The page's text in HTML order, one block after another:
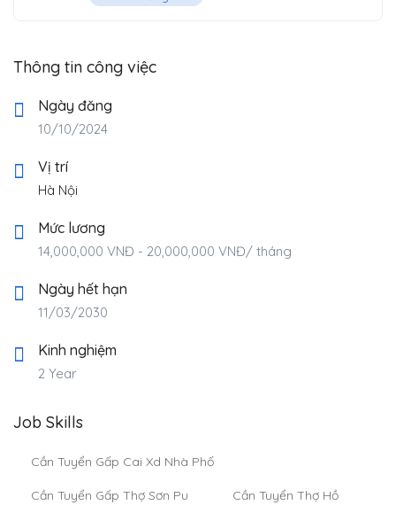
Thông tin công việc
Ngày đăng
10/10/2024
Vị trí
Hà Nội
Mức lương
14,000,000 VNĐ - 20,000,000 VNĐ/ tháng
Ngày hết hạn
11/03/2030
Kinh nghiệm
2 Year
Job Skills
Cần Tuyển Gấp Cai Xd Nhà Phố
Cần Tuyển Gấp Thợ Sơn Pu Cần Tuyển Thợ Hồ